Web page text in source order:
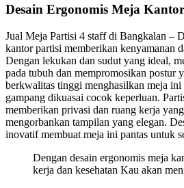
Desain Ergonomis Meja
Jual Meja Partisi 4 staff di Bangkalan –
kantor partisi memberikan kenyamanan
Dengan lekukan dan sudut yang ideal,
pada tubuh dan mempromosikan postur
berkwalitas tinggi menghasilkan meja ini
gampang dikuasai cocok keperluan.
memberikan privasi dan ruang kerja
mengorbankan tampilan yang elegan.
inovatif membuat meja ini pantas untuk
Dengan desain ergonomis meja
kerja dan kesehatan Kau akan